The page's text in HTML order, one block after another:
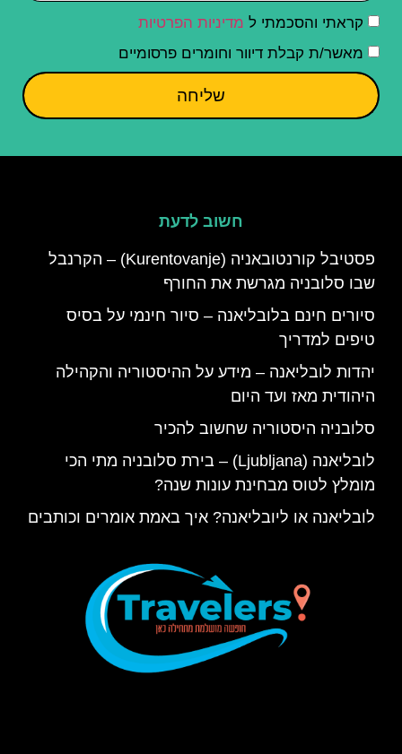
קראתי והסכמתי ל מדיניות הפרטיות
מאשר/ת קבלת דיוור וחומרים פרסומיים
שליחה
חשוב לדעת
פסטיבל קורנטובאניה (Kurentovanje) – הקרנבל
שבו סלובניה מגרשת את החורף
סיורים חינם בלובליאנה – סיור חינמי על בסיס
טיפים למדריך
יהדות לובליאנה – מידע על ההיסטוריה והקהילה
היהודית מאז ועד היום
סלובניה היסטוריה שחשוב להכיר
לובליאנה (Ljubljana) – בירת סלובניה מתי הכי
מומלץ לטוס מבחינת עונות שנה?
לובליאנה או ליובליאנה? איך באמת אומרים וכותבים